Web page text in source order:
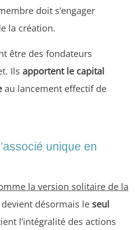
doit s’engager
la création.
être des fondateurs
Ils apportent le capital
au lancement effectif de
unique en
la version solitaire de la
devient désormais le seul
l’intégralité des actions